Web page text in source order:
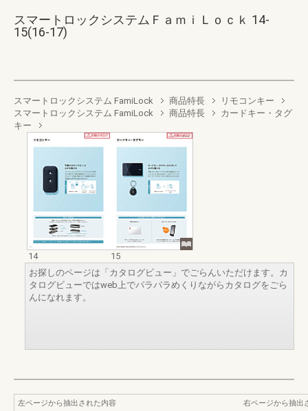
スマートロックシステムＦａｍｉＬｏｃｋ 14-
15(16-17)
スマートロックシステム FamiLock 商品特長
リモコンキー
スマートロックシステム FamiLock
商品特長
カードキー・タグ
キー
14
15
お探しのページは「カタログビュー」でごらんいただけます。カ
タログビューではweb上でパラパラめくりながらカタログをごら
んになれます。
左ページから抽出された内容
右ページから抽出